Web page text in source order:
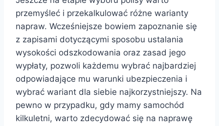
przemyśleć i przekalkulować różne warianty
napraw. Wcześniejsze bowiem zapoznanie się
z zapisami dotyczącymi sposobu ustalania
wysokości odszkodowania oraz zasad jego
wypłaty, pozwoli każdemu wybrać najbardziej
odpowiadające mu warunki ubezpieczenia i
wybrać wariant dla siebie najkorzystniejszy. Na
pewno w przypadku, gdy mamy samochód
kilkuletni, warto zdecydować się na naprawę